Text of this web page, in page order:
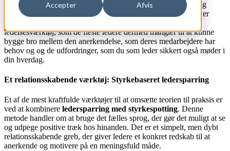
Accepter Afvis
enkel: Ved at anerkende og bevidst udvikle medarbejdernes og
teams iboende styrker kan man skabe en vedvarende kultur, der
ledelsesværktøj, som de fleste ledere dermed mangler til at kunne
bygge bro mellem den anerkendelse, som deres medarbejdere har
behov og og de udfordringer, som du som leder sikkert også møder i
din hverdag.
Et relationsskabende værktøj: Styrkebaseret ledersparring
Et af de mest kraftfulde værktøjer til at omsætte teorien til praksis er
ved at kombinere ledersparring med styrkespotting. Denne
metode handler om at bruge det fælles sprog, der gør det muligt at se
og udpege positive træk hos hinanden. Det er et simpelt, men dybt
relationsskabende greb, der giver ledere et konkret redskab til at
anerkende og motivere på en meningsfuld måde.